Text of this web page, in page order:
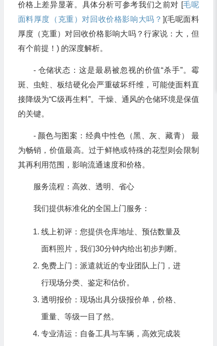
价格上差异显著。具体分析可参考我们之前对 [毛呢
面料厚度（克重）对回收价格影响大吗？ ](毛呢面料
厚度（克重）对回收价格影响大吗？行家说：大，但
有个前提！) 的深度解析。
- 仓储状态：这是最易被忽视的价值“杀手”。霉
斑、虫蛀、板结硬化会严重破坏纤维，可能使面料直
接降级为“C级再生料”。干燥、通风的仓储环境是保值
的关键。
- 颜色与图案：经典中性色（黑、灰、藏青） 最
为畅销，价值最高。过于鲜艳或特殊的花型则会限制
其再利用范围，影响流通速度和价格。
服务流程：高效、透明、省心
我们提供标准化的全国上门服务：
线上初评：您提供仓库地址、预估数量及
面料照片，我们30分钟内给出初步判断。
免费上门：派遣就近的专业团队上门，进
行现场分类、鉴定和估价。
透明报价：现场出具分级报价单，价格、
重量、等级一目了然。
专业清运：自备工具与车辆，高效完成装